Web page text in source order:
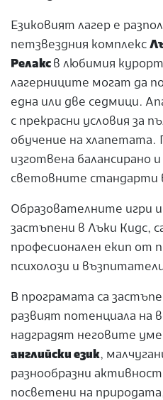
Езиковият лагер е
петзвездния комплекс
Релакс в любимия
лагерниците могат да
една или две седмици.
с прекрасни условия за
обучение на хлапетата.
изготвена балансирано
световните стандарти
Образователните игри
застъпени в Лъки Кидс,
професионален екип от
психолози и
В програмата са
развият потенциала на
надградят неговите
английски език,
разнообразни
посветени на